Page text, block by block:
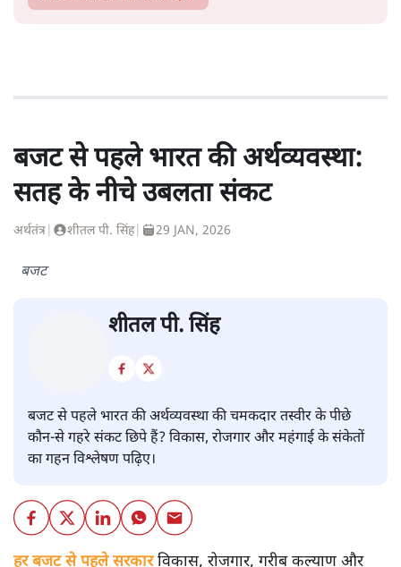
बजट से पहले भारत की अर्थव्यवस्था:
सतह के नीचे उबलता संकट
अर्थतंत्र शीतल पी. सिंह| 29 JAN, 2026
शीतल पी. सिंह